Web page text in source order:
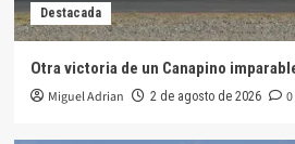
Destacada
Otra victoria de un Canapino
Miguel Adrian 2 de agosto de 2026 0